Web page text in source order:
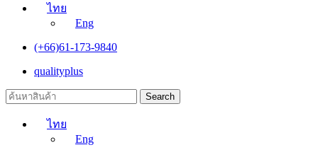
ไทย
Eng
(+66)61-173-9840
qualityplus
Search
ไทย
Eng